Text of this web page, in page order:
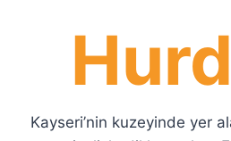
Kayseri’nin kuzeyinde yer